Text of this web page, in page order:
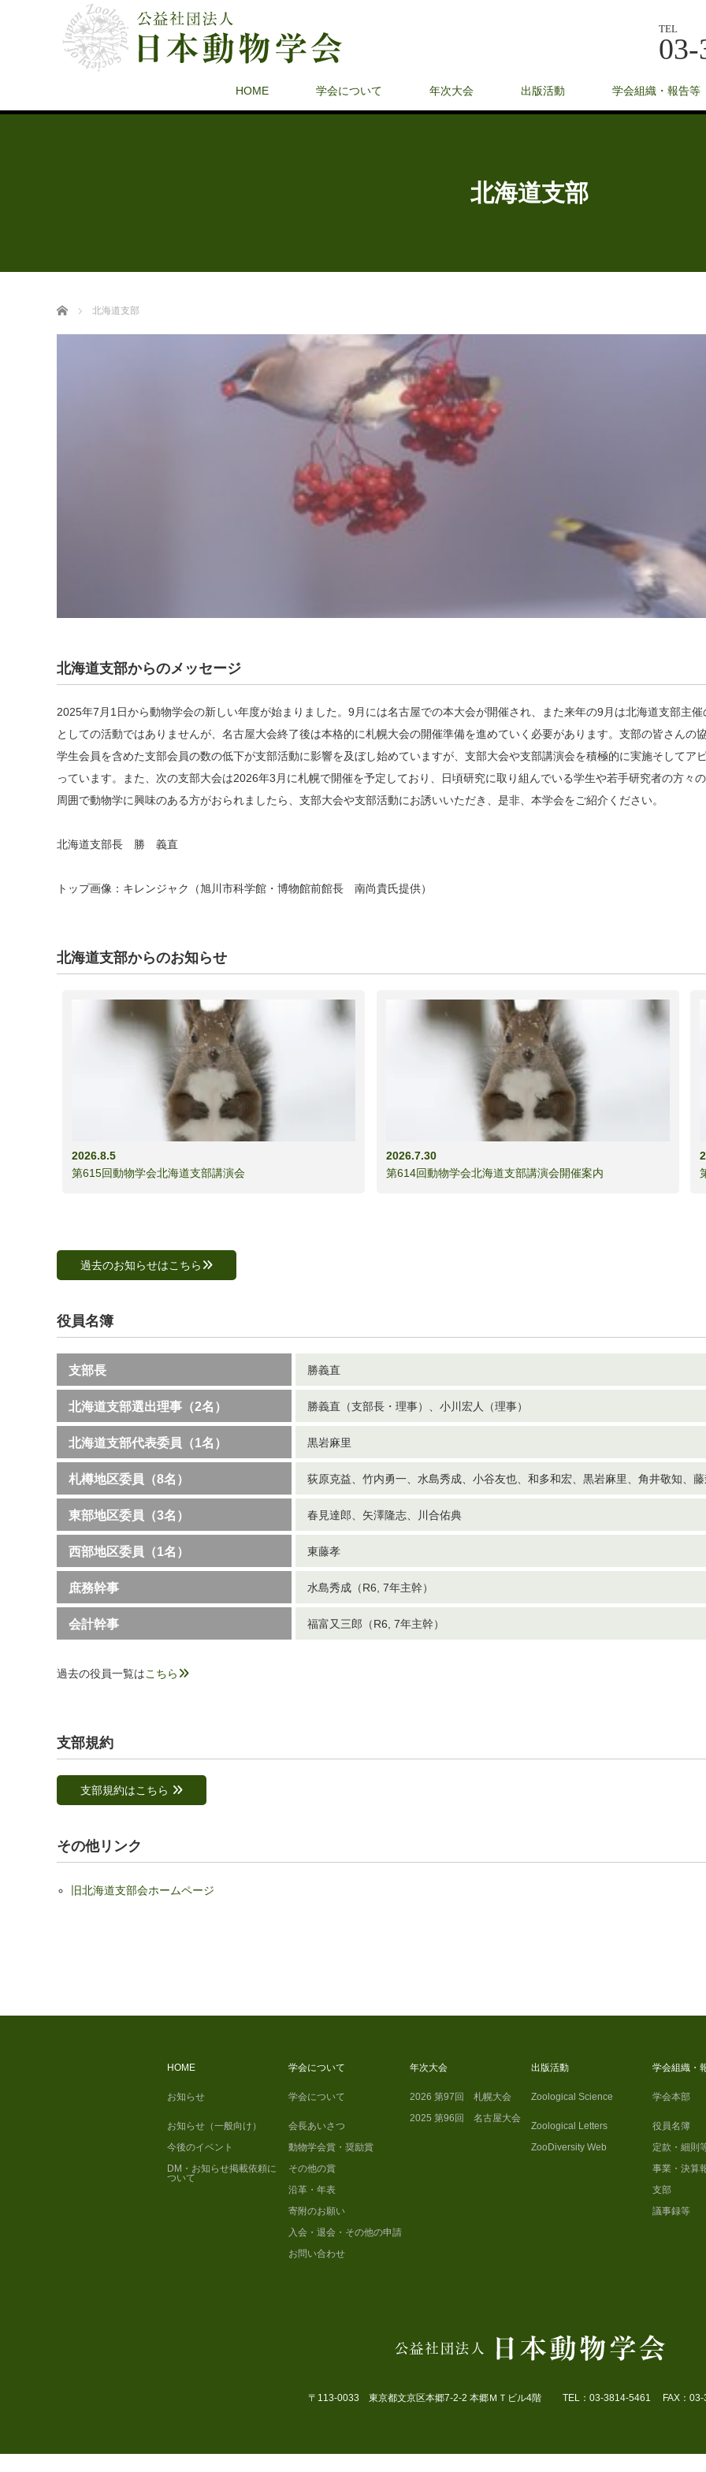
TEL
03-
HOME 学会について 年次大会 出版活動 学会組織・報告等
北海道支部
ホーム 北海道支部
北海道支部からのメッセージ
2025年7月1日から動物学会の新しい年度が始まりました。9月には名古屋での本大会が開催され、また来年の9月は北海道支部主
としての活動ではありませんが、名古屋大会終了後は本格的に札幌大会の開催準備を進めていく必要があります。支部の皆さんの
学生会員を含めた支部会員の数の低下が支部活動に影響を及ぼし始めていますが、支部大会や支部講演会を積極的に実施そしてア
っています。また、次の支部大会は2026年3月に札幌で開催を予定しており、日頃研究に取り組んでいる学生や若手研究者の方々
周囲で動物学に興味のある方がおられましたら、支部大会や支部活動にお誘いいただき、是非、本学会をご紹介ください。
北海道支部長 勝 義直
トップ画像：キレンジャク（旭川市科学館・博物館前館長 南尚貴氏提供）
北海道支部からのお知らせ
2026.8.5
第615回動物学会北海道支部講演会
2026.7.30
第614回動物学会北海道支部講演会開催案内
過去のお知らせはこちら
役員名簿
支部長 勝義直
北海道支部選出理事（2名） 勝義直（支部長・理事）、小川宏人（理事）
北海道支部代表委員（1名） 黒岩麻里
札樽地区委員（8名） 荻原克益、竹内勇一、水島秀成、小谷友也、和多和宏、黒岩麻里、角井敬知、
東部地区委員（3名） 春見達郎、矢澤隆志、川合佑典
西部地区委員（1名） 東藤孝
庶務幹事 水島秀成（R6, 7年主幹）
会計幹事 福富又三郎（R6, 7年主幹）
過去の役員一覧はこちら
支部規約
支部規約はこちら
その他リンク
旧北海道支部会ホームページ
HOME
お知らせ
お知らせ（一般向け）
今後のイベント
DM・お知らせ掲載依頼に
ついて
学会について
学会について
会長あいさつ
動物学会賞・奨励賞
その他の賞
沿革・年表
寄附のお願い
入会・退会・その他の申請
お問い合わせ
年次大会
2026 第97回 札幌大会
2025 第96回 名古屋大会
出版活動
Zoological Science
Zoological Letters
ZooDiversity Web
学会組織・
学会本部
役員名簿
定款・細則
事業・決算
支部
議事録等
〒113-0033 東京都文京区本郷7-2-2 本郷ＭＴビル4階 TEL：03-3814-5461 FAX：03-